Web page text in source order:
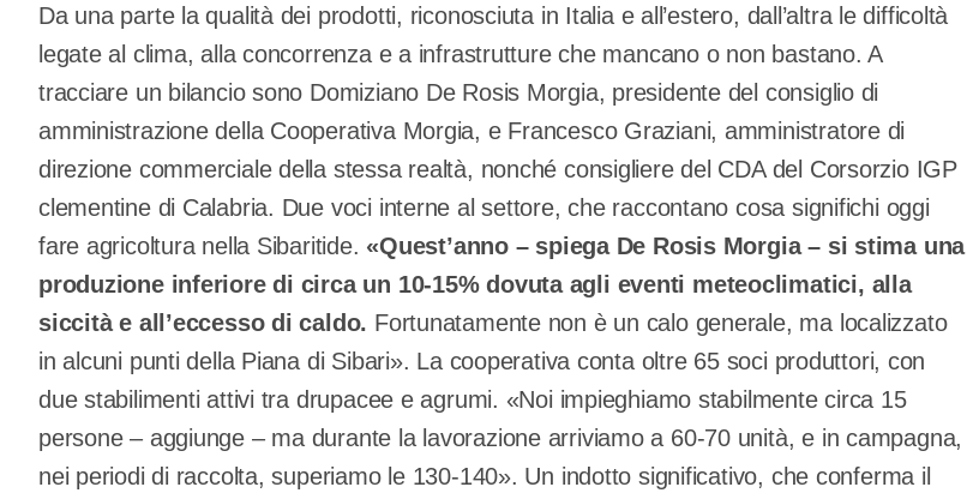
Da una parte la qualità dei prodotti, riconosciuta in Italia e all’estero, dall’altra le difficoltà
legate al clima, alla concorrenza e a infrastrutture che mancano o non bastano. A
tracciare un bilancio sono Domiziano De Rosis Morgia, presidente del consiglio di
amministrazione della Cooperativa Morgia, e Francesco Graziani, amministratore di
direzione commerciale della stessa realtà, nonché consigliere del CDA del Corsorzio IGP
clementine di Calabria. Due voci interne al settore, che raccontano cosa significhi oggi
fare agricoltura nella Sibaritide. «Quest’anno – spiega De Rosis Morgia – si stima una
produzione inferiore di circa un 10-15% dovuta agli eventi meteoclimatici, alla
siccità e all’eccesso di caldo. Fortunatamente non è un calo generale, ma localizzato
in alcuni punti della Piana di Sibari». La cooperativa conta oltre 65 soci produttori, con
due stabilimenti attivi tra drupacee e agrumi. «Noi impieghiamo stabilmente circa 15
persone – aggiunge – ma durante la lavorazione arriviamo a 60-70 unità, e in campagna,
nei periodi di raccolta, superiamo le 130-140». Un indotto significativo, che conferma il